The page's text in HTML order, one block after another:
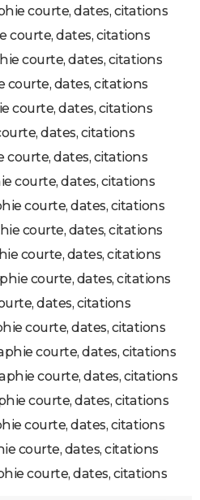
Krall
Briar
: bande-annonce, date de
Krall
de sortie, bande annonce, avis,
Fluke
vers la libertéRôle: Nelson
courte, dates, citations
courte, dates, citations
courte, dates, citations
courte, dates, citations
courte, dates, citations
dates, citations
courte, dates, citations
courte, dates, citations
courte, dates, citations
courte, dates, citations
courte, dates, citations
courte, dates, citations
dates, citations
courte, dates, citations
courte, dates, citations
courte, dates, citations
courte, dates, citations
courte, dates, citations
courte, dates, citations
courte, dates, citations